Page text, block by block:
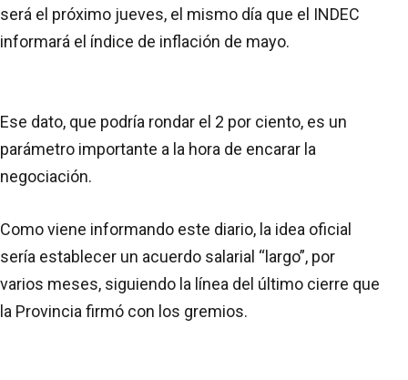
será el próximo jueves, el mismo día que el INDEC
informará el índice de inflación de mayo.
Ese dato, que podría rondar el 2 por ciento, es un
parámetro importante a la hora de encarar la
negociación.
Como viene informando este diario, la idea oficial
sería establecer un acuerdo salarial “largo”, por
varios meses, siguiendo la línea del último cierre que
la Provincia firmó con los gremios.